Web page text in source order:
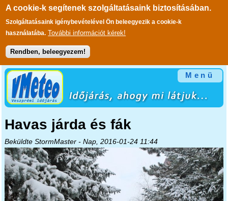
A cookie-k segítenek szolgáltatásaink biztosításában.
Szolgáltatásaink igénybevételével Ön beleegyezik a cookie-k
használatába. További információt kérek!
Rendben, beleegyezem!
Ugrás a tartalomra
Menü
Havas járda és fák
Beküldte StormMaster- Nap, 2016-01-24 11:44